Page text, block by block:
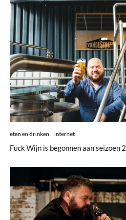
eten en drinken internet
Fuck Wijn is begonnen aan seizoen 2